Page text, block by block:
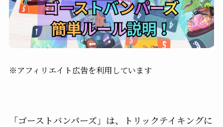
※アフィリエイト広告を利用しています
「ゴーストバンパーズ」は、トリックテイキングに